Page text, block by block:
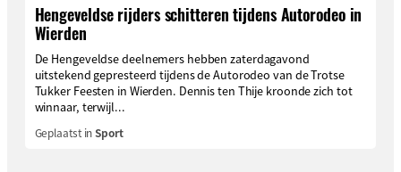
Hengeveldse rijders schitteren tijdens Autorodeo in
Wierden
De Hengeveldse deelnemers hebben zaterdagavond
uitstekend gepresteerd tijdens de Autorodeo van de Trotse
Tukker Feesten in Wierden. Dennis ten Thije kroonde zich tot
winnaar, terwijl...
Geplaatst inSport